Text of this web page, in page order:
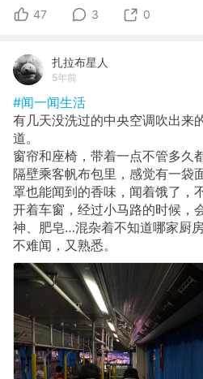
47 3 0
扎拉布星人
5年前
#闻一闻生活
有几天没洗过的中央空调吹出来
道。
窗帘和座椅，带着一点不管多久
隔壁乘客帆布包里，感觉有一袋
罩也能闻到的香味，闻着饿了，
开着车窗，经过小马路的时候，
神、肥皂…混杂着不知道哪家厨
不难闻，又熟悉。